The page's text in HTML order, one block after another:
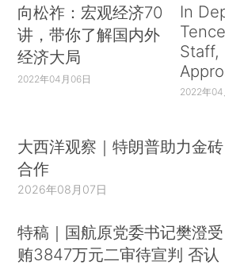
向松祚：宏观经济70
讲，带你了解国内外
经济大局
2022年04月06日
In
Staff,
2022年04
大西洋观察｜特朗普助力金砖
合作
2026年08月07日
特稿｜国航原党委书记樊澄受
贿3847万元二审待宣判 否认